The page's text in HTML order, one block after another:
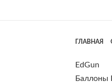
ГЛАВНАЯ
EdGun
Баллоны